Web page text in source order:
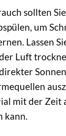
sollten
um
Lassen
Luft
mit der Zeit
kann.